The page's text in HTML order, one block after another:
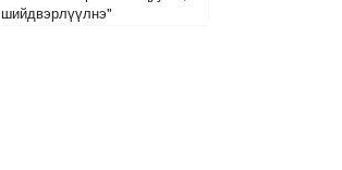
шийдвэрлүүлнэ"